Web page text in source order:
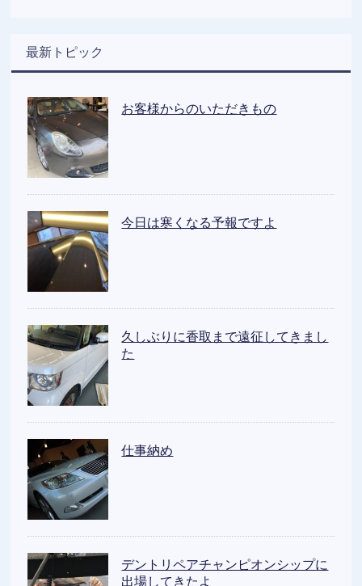
最新トピック
お客様からのいただきもの
今日は寒くなる予報ですよ
久しぶりに香取まで遠征してきまし
た
仕事納め
デントリペアチャンピオンシップに
出場してきたよ